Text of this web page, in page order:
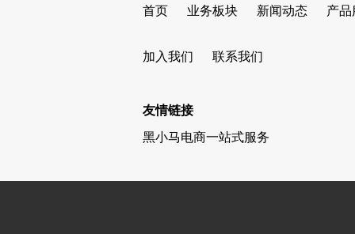
首页
业务板块 新闻动态 产
加入我们 联系我们
友情链接
黑小马电商一站式服务